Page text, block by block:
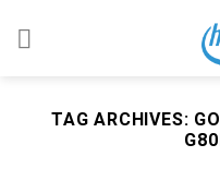
TAG ARCHIVES: